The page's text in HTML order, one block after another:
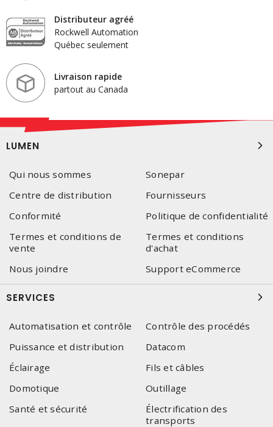
Distributeur agréé
Rockwell Automation
Québec seulement
Livraison rapide
partout au Canada
LUMEN
Qui nous sommes
Sonepar
Centre de distribution
Fournisseurs
Conformité
Politique de confidentialité
Termes et conditions de
vente
Termes et conditions
d'achat
Nous joindre
Support eCommerce
SERVICES
Automatisation et contrôle
Contrôle des procédés
Puissance et distribution
Datacom
Éclairage
Fils et câbles
Domotique
Outillage
Santé et sécurité
Électrification des
transports